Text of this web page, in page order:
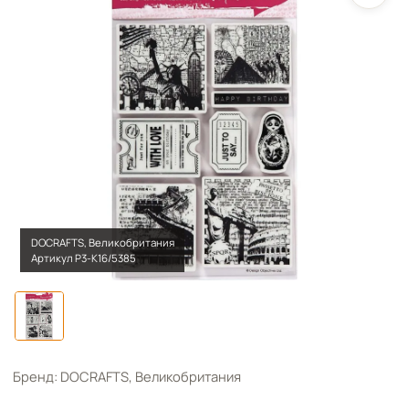
DOCRAFTS, Великобритания
Артикул Р3-К16/5385
Бренд: DOCRAFTS, Великобритания